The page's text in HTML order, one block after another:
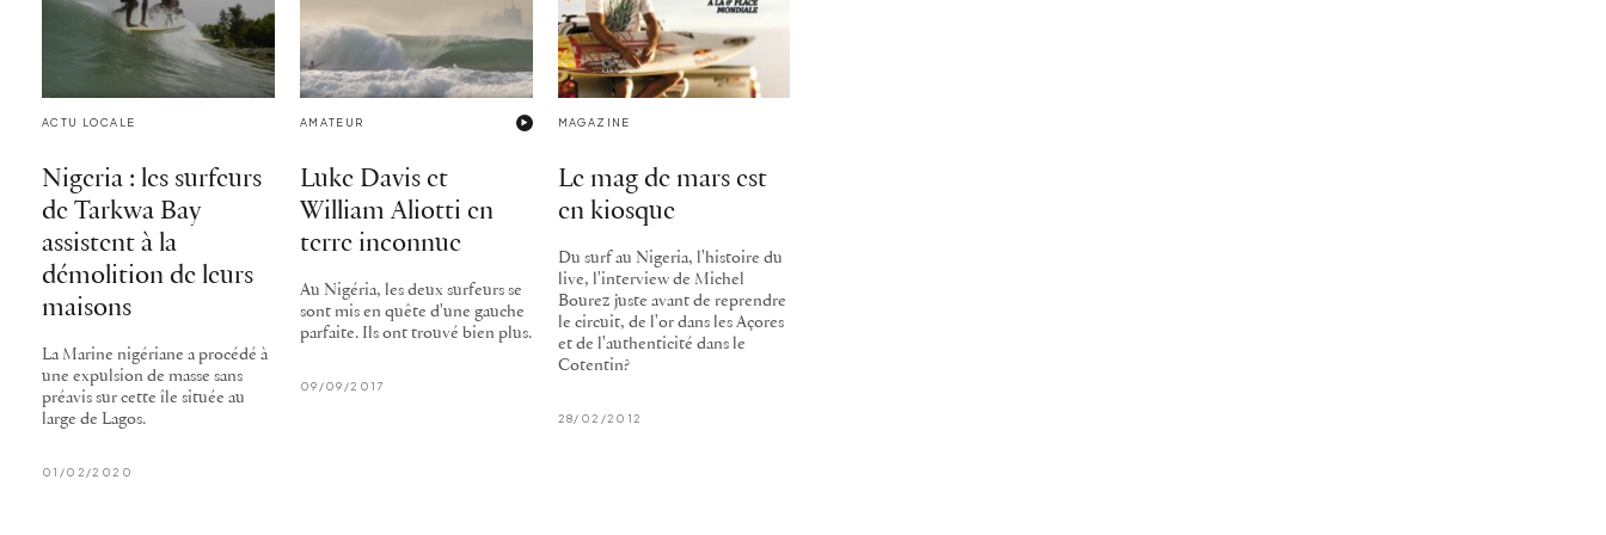
ACTU LOCALE
Nigeria : les surfeurs
de Tarkwa Bay
assistent à la
démolition de leurs
maisons
La Marine nigériane a procédé à
une expulsion de masse sans
préavis sur cette île située au
large de Lagos.
01/02/2020
AMATEUR
Luke Davis et
William Aliotti en
terre inconnue
Au Nigéria, les deux surfeurs se
sont mis en quête d'une gauche
parfaite. Ils ont trouvé bien plus.
09/09/2017
MAGAZINE
Le mag de mars est
en kiosque
Du surf au Nigeria, l'histoire du
live, l'interview de Michel
Bourez juste avant de reprendre
le circuit, de l'or dans les Açores
et de l'authenticité dans le
Cotentin?
28/02/2012